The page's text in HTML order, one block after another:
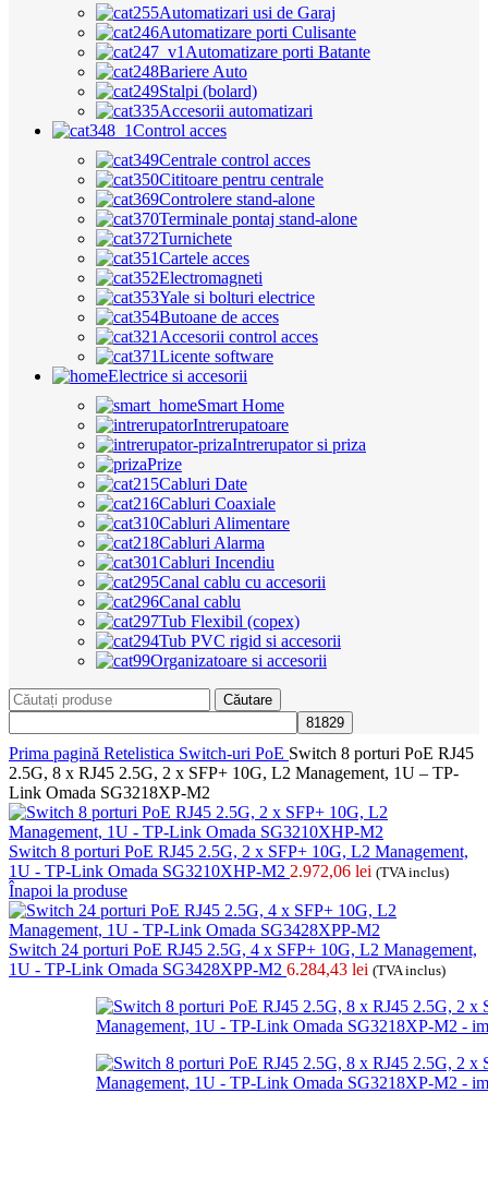
Automatizari usi de Garaj
Automatizare porti Culisante
Automatizare porti Batante
Bariere Auto
Stalpi (bolard)
Accesorii automatizari
Control acces
Centrale control acces
Cititoare pentru centrale
Controlere stand-alone
Terminale pontaj stand-alone
Turnichete
Cartele acces
Electromagneti
Yale si bolturi electrice
Butoane de acces
Accesorii control acces
Licente software
Electrice si accesorii
Smart Home
Intrerupatoare
Intrerupator si priza
Prize
Cabluri Date
Cabluri Coaxiale
Cabluri Alimentare
Cabluri Alarma
Cabluri Incendiu
Canal cablu cu accesorii
Canal cablu
Tub Flexibil (copex)
Tub PVC rigid si accesorii
Organizatoare si accesorii
Căutare
Prima pagină Retelistica Switch-uri PoE Switch 8 porturi PoE RJ45
2.5G, 8 x RJ45 2.5G, 2 x SFP+ 10G, L2 Management, 1U – TP-
Link Omada SG3218XP-M2
Switch 8 porturi PoE RJ45 2.5G, 2 x SFP+ 10G, L2 Management,
1U - TP-Link Omada SG3210XHP-M2 2.972,06 lei (TVA inclus)
Înapoi la produse
Switch 24 porturi PoE RJ45 2.5G, 4 x SFP+ 10G, L2 Management,
1U - TP-Link Omada SG3428XPP-M2 6.284,43 lei (TVA inclus)